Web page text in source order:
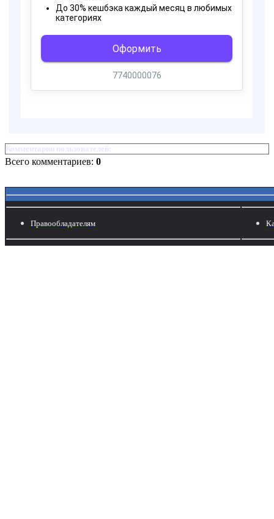
Комментарии пользователей:
Всего комментариев: 0
Правообладателям